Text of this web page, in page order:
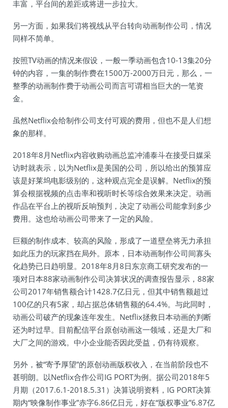
丰富，平台间的差距或将进一步拉大。
另一方面，如果我们将视线从平台转向动画制作公司，情况
同样不简单。
按照TV动画的情况来假设，一般一季动画包含10-13集20分
钟的内容，一集的制作费在1500万-2000万日元，那么，一
整季的动画制作费于动画公司而言可谓相当巨大的一笔资
金。
虽然Netflix会给制作公司支付可观的费用，但也不是人们想
象的那样。
2018年8月Netflix内容收购动画总监冲浦泰斗在接受日媒采
访时就表示，以为Netflix是美国的公司，所以给出的预算应
该是好莱坞电影级别的，这种观点完全是误解。Netflix的预
算会根据视频的点击率和视听时长等综合效果来决定。动画
作品在平台上的视听反响预判，决定了动画公司能拿到多少
费用。这也给动画公司带来了一定的风险。
巨额的制作成本、较高的风险，形成了一道壁垒将无力承担
如此压力的玩家挡在局外。原本，日本动画制作公司间寡头
化趋势已日趋明显。2018年8月8日东京商工研究发布的一
项对日本88家动画制作公司决算状况的调查报告显示，88家
公司2017年销售额合计1428.7亿日元，但其中销售额超过
100亿的只有5家，却占据总体销售额的64.4%。与此同时，
动画公司破产的现象连年发生。Netflix拯救日本动画的判断
还为时过早。目前配信平台原创动画这一领域，还是大厂和
大厂之间的游戏。中小企业能否因此受益，仍有待观察。
另外，被“寄予厚望”的原创动画版权收入，在当前阶段也不
甚明朗。以Netflix合作公司IG PORT为例。据公司2018年5
月期（2017.6.1-2018.5.31）决算说明资料，IG PORT决算
期内“映像制作事业”赤字6.86亿日元，好在“版权事业”6.87亿